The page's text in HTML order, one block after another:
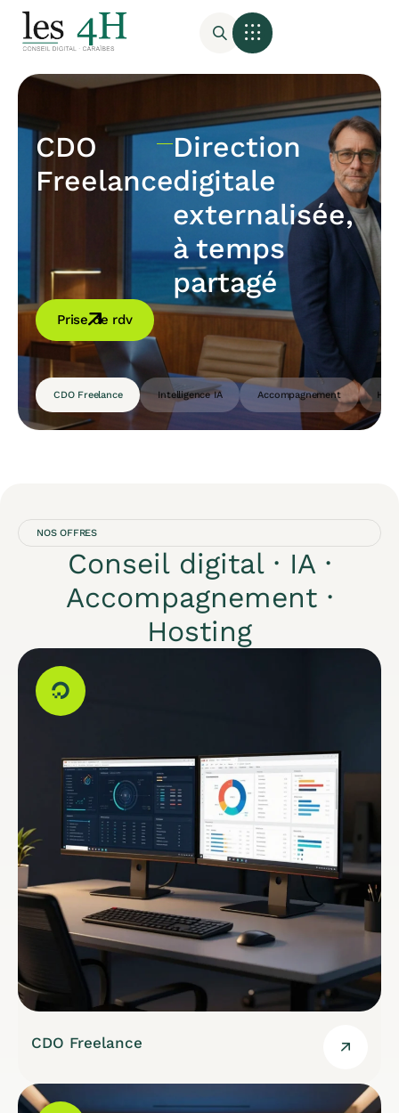
CDO Freelance Intelligence IA Accompagnement
CDO
Freelance
Direction
digitale
externalisée,
à temps
partagé
Prise de rdv
NOS OFFRES
Conseil digital · IA ·
Accompagnement ·
Hosting
CDO Freelance